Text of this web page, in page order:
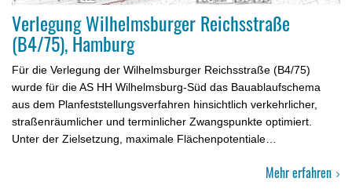
Verlegung Wilhelmsburger Reichsstraße
(B4/75), Hamburg
Für die Verlegung der Wilhelmsburger Reichsstraße (B4/75)
wurde für die AS HH Wilhelmsburg-Süd das Bauablaufschema
aus dem Planfest­stellungsverfahren hinsichtlich verkehrlicher,
straßenräum­licher und terminlicher Zwangspunkte optimiert.
Unter der Ziel­set­zung, maximale Flächenpotentiale…
Mehr erfahren